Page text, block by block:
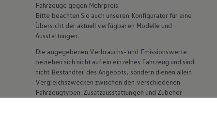
Fahrzeuge gegen Mehrpreis.
Bitte beachten Sie auch unseren Konfigurator für eine
Übersicht der aktuell verfügbaren Modelle und
Ausstattungen.
Die angegebenen Verbrauchs- und Emissionswerte
beziehen sich nicht auf ein einzelnes Fahrzeug und sind
nicht Bestandteil des Angebots, sondern dienen allein
Vergleichszwecken zwischen den verschiedenen
Fahrzeugtypen. Zusatzausstattungen und Zubehör